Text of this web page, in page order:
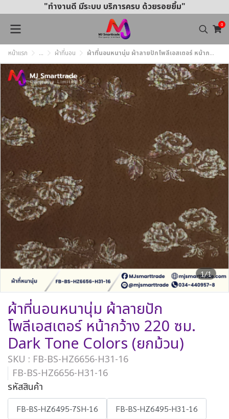
"ทำงานดี มีระบบ บริการครบ ด้วยรอยยิ้ม"
0
หน้าแรก ... ผ้าที่นอน ผ้าที่นอนหนานุ่ม ผ้าลายปักโพลีเอสเตอร์ หน้ากว้าง 220 ซม. Dark Tone Colors (ยกม้วน)
1/1
ผ้าที่นอนหนานุ่ม ผ้าลายปัก
โพลีเอสเตอร์ หน้ากว้าง 220 ซม.
Dark Tone Colors (ยกม้วน)
SKU : FB-BS-HZ6656-H31-16
FB-BS-HZ6656-H31-16
รหัสสินค้า
FB-BS-HZ6495-7SH-16
FB-BS-HZ6495-H31-16